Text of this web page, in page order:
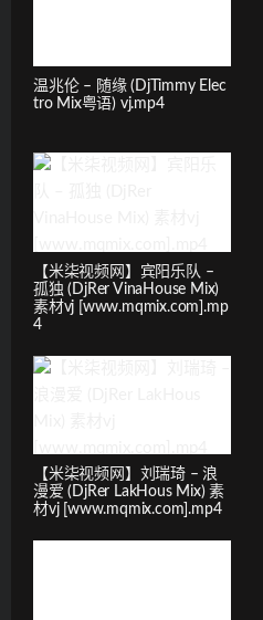
温兆伦 – 随缘 (DjTimmy Elec
tro Mix粤语) vj.mp4
【米柒视频网】宾阳乐队 –
孤独 (DjRer VinaHouse Mix)
素材vj [www.mqmix.com].mp
4
【米柒视频网】刘瑞琦 – 浪
漫爱 (DjRer LakHous Mix) 素
材vj [www.mqmix.com].mp4